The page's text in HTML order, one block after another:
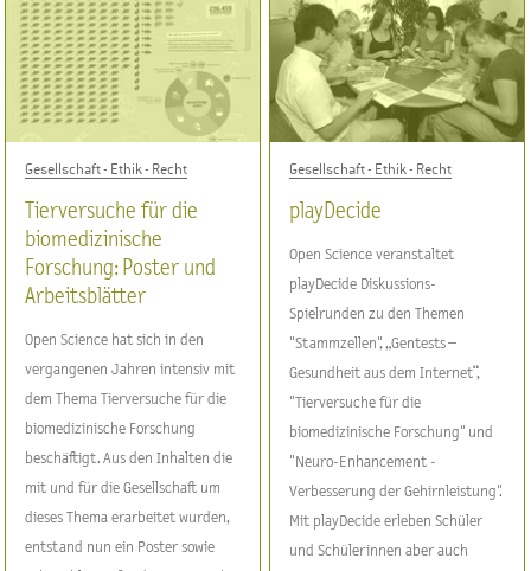
Gesellschaft - Ethik - Recht
Tierversuche für die
biomedizinische
Forschung: Poster und
Arbeitsblätter
Open Science hat sich in den
vergangenen Jahren intensiv mit
dem Thema Tierversuche für die
biomedizinische Forschung
beschäftigt. Aus den Inhalten die
mit und für die Gesellschaft um
dieses Thema erarbeitet wurden,
entstand nun ein Poster sowie
Gesellschaft - Ethik - Recht
playDecide
Open Science veranstaltet
playDecide Diskussions-
Spielrunden zu den Themen
"Stammzellen", „Gentests –
Gesundheit aus dem Internet“,
"Tierversuche für die
biomedizinische Forschung" und
"Neuro-Enhancement -
Verbesserung der Gehirnleistung".
Mit playDecide erleben Schüler
und Schülerinnen aber auch